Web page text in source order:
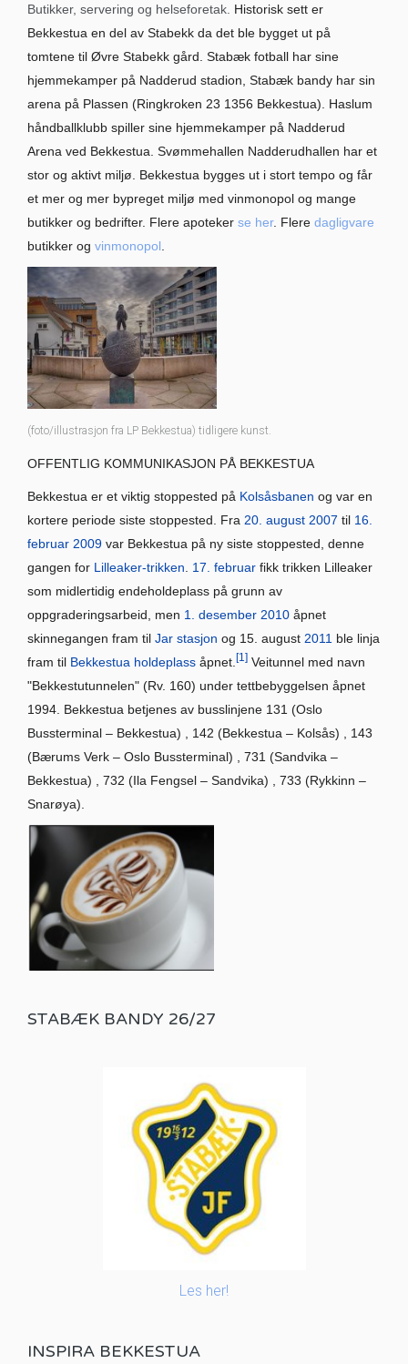
Butikker, servering og helseforetak. Historisk sett er
Bekkestua en del av Stabekk da det ble bygget ut på
tomtene til Øvre Stabekk gård. Stabæk fotball har sine
hjemmekamper på Nadderud stadion, Stabæk bandy har sin
arena på Plassen (Ringkroken 23 1356 Bekkestua). Haslum
håndballklubb spiller sine hjemmekamper på Nadderud
Arena ved Bekkestua. Svømmehallen Nadderudhallen har et
stor og aktivt miljø. Bekkestua bygges ut i stort tempo og får
et mer og mer bypreget miljø med vinmonopol og mange
butikker og bedrifter. Flere apoteker se her. Flere dagligvare
butikker og vinmonopol
(foto/illustrasjon fra LP Bekkestua) tidligere kunst.
OFFENTLIG KOMMUNIKASJON PÅ BEKKESTUA
Bekkestua er et viktig stoppested på Kolsåsbanen og var en
kortere periode siste stoppested. Fra 20. august 2007 til 16.
februar 2009 var Bekkestua på ny siste stoppested, denne
gangen for Lilleaker-trikken 17. februar fikk trikken Lilleaker
som midlertidig endeholdeplass på grunn av
oppgraderingsarbeid, men 1. desember 2010 åpnet
skinnegangen fram til Jar stasjon og 15. august 2011 ble linja
fram til Bekkestua holdeplass åpnet. [1] Veitunnel med navn
"Bekkestutunnelen" (Rv. 160) under tettbebyggelsen åpnet
1994. Bekkestua betjenes av busslinjene 131 (Oslo
Bussterminal – Bekkestua) , 142 (Bekkestua – Kolsås) , 143
(Bærums Verk – Oslo Bussterminal) , 731 (Sandvika –
Bekkestua) , 732 (Ila Fengsel – Sandvika) , 733 (Rykkinn –
Snarøya).
STABÆK BANDY 26/27
Les her!
INSPIRA BEKKESTUA